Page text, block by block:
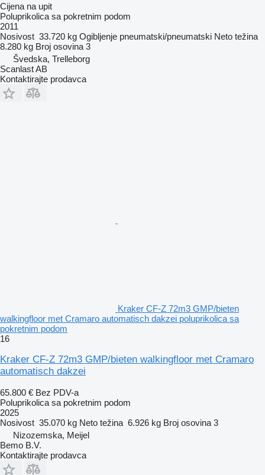
Cijena na upit
Poluprikolica sa pokretnim podom
2011
Nosivost 33.720 kg Ogibljenje pneumatski/pneumatski Neto težina
8.280 kg Broj osovina 3
Švedska, Trelleborg
Scanlast AB
Kontaktirajte prodavca
Kraker CF-Z 72m3 GMP/bieten
walkingfloor met Cramaro automatisch dakzei poluprikolica sa
pokretnim podom
16
Kraker CF-Z 72m3 GMP/bieten walkingfloor met Cramaro
automatisch dakzei
65.800 € Bez PDV-a
Poluprikolica sa pokretnim podom
2025
Nosivost 35.070 kg Neto težina 6.926 kg Broj osovina 3
Nizozemska, Meijel
Bemo B.V.
Kontaktirajte prodavca